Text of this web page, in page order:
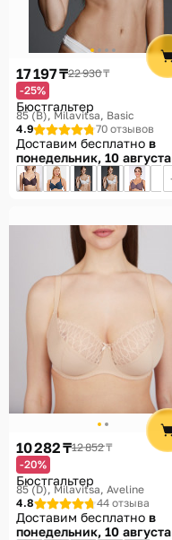
17 197 ₸22 930 ₸
-25%
Бюстгальтер
85 (B) Milavitsa, Basic
4.9
70 отзывов
Доставим бесплатно в
понедельник, 10 августа
10 282 ₸12 852 ₸
-20%
Бюстгальтер
85 (D) Milavitsa, Aveline
4.8
44 отзыва
Доставим бесплатно в
понедельник, 10 августа
Помощь
Способы доставки
Способы оплаты